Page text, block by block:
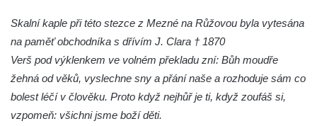
Kaple na křižovatce ulic Budějovická a
Dělnická v Kamenném Újezdě
Bývalý kostel svatých Filipa a Jakuba na
náměstí J. V. Kamarýta ve Velešíně
Kaple na hřbitově ve Velešíně
Márnice na hřbitově ve Velešíně
Skalní kaple při této stezce z Mezné na Růžovou byla vytesána
na paměť obchodníka s dřívím J. Clara † 1870
Verš pod výklenkem ve volném překladu zní: Bůh moudře
žehná od věků, vyslechne sny a přání naše a rozhoduje sám co
bolest léčí v člověku. Proto když nejhůř je ti, když zoufáš si,
vzpomeň: všichni jsme boží děti.